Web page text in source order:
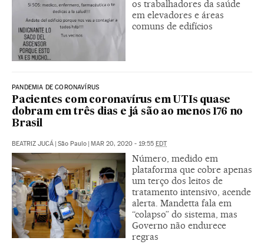
os trabalhadores da saúde
em elevadores e áreas
comuns de edifícios
PANDEMIA DE CORONAVÍRUS
Pacientes com coronavírus em UTIs quase
dobram em três dias e já são ao menos 176 no
Brasil
BEATRIZ JUCÁ | São Paulo | MAR 20, 2020 - 19:55 EDT
Número, medido em
plataforma que cobre apenas
um terço dos leitos de
tratamento intensivo, acende
alerta. Mandetta fala em
“colapso” do sistema, mas
Governo não endurece
regras